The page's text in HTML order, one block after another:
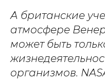
А британские
атмосфере
может быть
организмов.